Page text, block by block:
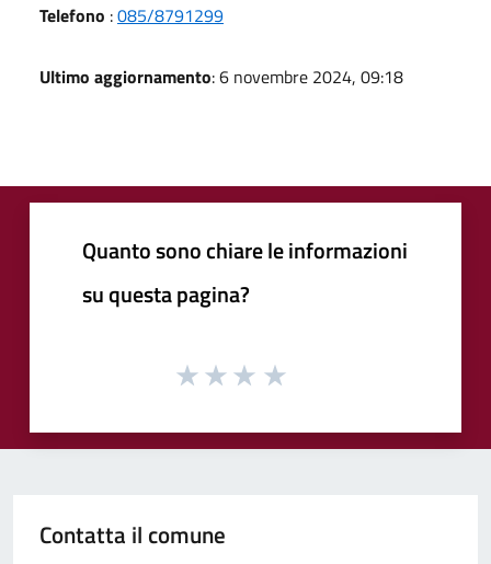
Telefono :085/8791299
Ultimo aggiornamento: 6 novembre 2024, 09:18
Quanto sono chiare le informazioni
su questa pagina?
Contatta il comune